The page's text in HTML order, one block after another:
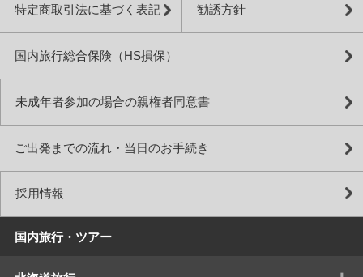
特定商取引法に基づく表記 勧誘方針
国内旅行総合保険（HS損保）
未成年者参加の場合の親権者同意書
ご出発までの流れ・当日のお手続き
採用情報
国内旅行・ツアー